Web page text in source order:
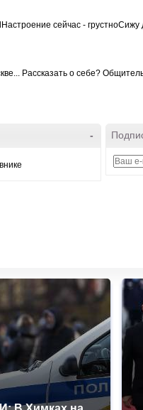
сейчас - грустноСижу
Рассказать о себе?
-